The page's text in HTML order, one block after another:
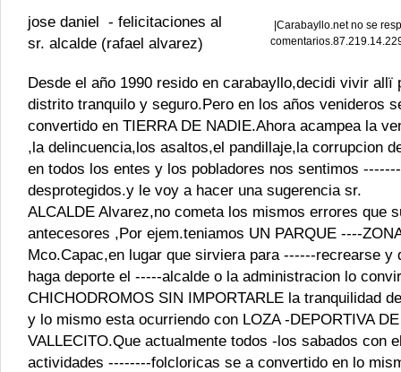
jose daniel - felicitaciones al
sr. alcalde (rafael alvarez)
Carabayllo.net no se
Desde el año 1990 resido en carabayllo,decidi vivir allï
distrito tranquilo y seguro.Pero en los años venideros
convertido en TIERRA DE NADIE.Ahora acampea la
,la delincuencia,los asaltos,el pandillaje,la corrupcion
en todos los entes y los pobladores nos sentimos
desprotegidos.y le voy a hacer una sugerencia sr.
ALCALDE Alvarez,no cometa los mismos errores que
antecesores ,Por ejem.teniamos UN PARQUE ----
Mco.Capac,en lugar que sirviera para ------recrearse y
haga deporte el -----alcalde o la administracion lo
CHICHODROMOS SIN IMPORTARLE la tranquilidad
y lo mismo esta ocurriendo con LOZA -DEPORTIVA
VALLECITO.Que actualmente todos -los sabados con
actividades --------folcloricas se a convertido en lo